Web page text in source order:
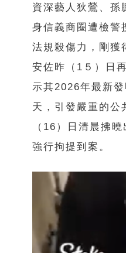
資深藝人狄鶯、孫
身信義商圈遭檢警
法規殺傷力，剛獲
安佐昨（1５）日
示其2026年最新
天，引發嚴重的公
（16）日清晨拂
強行拘提到案。